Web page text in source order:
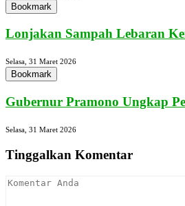
Bookmark
Lonjakan Sampah Lebaran
Selasa, 31 Maret 2026
Bookmark
Gubernur Pramono Ungkap
Selasa, 31 Maret 2026
Tinggalkan Komentar